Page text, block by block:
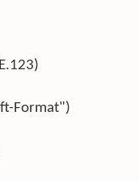
Format")